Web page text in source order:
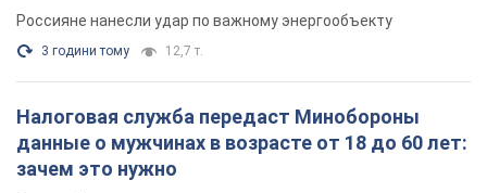
Россияне нанесли удар по важному энергообъекту
3 години тому 12,7 т.
Налоговая служба передаст Минобороны
данные о мужчинах в возрасте от 18 до 60 лет:
зачем это нужно